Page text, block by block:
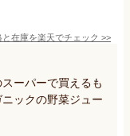
と在庫を楽天でチェック >>
ーパーで買えるも
ックの野菜ジュー